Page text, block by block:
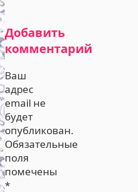
Добавить
комментарий
Ваш
адрес
email не
будет
опубликован.
Обязательные
поля
помечены
*